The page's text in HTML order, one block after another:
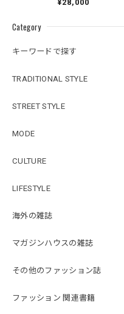
Category
キーワードで探す
TRADITIONAL STYLE
STREET STYLE
MODE
CULTURE
LIFESTYLE
海外の雑誌
マガジンハウスの雑誌
その他のファッション誌
ファッション 関連書籍
¥28,000